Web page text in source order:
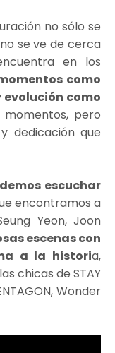
no sólo se
se ve de cerca
en los
como
como
momentos, pero
dedicación que
escuchar
encontramos a
Yeon, Joon
escenas con
a la historia,
chicas de STAY
Wonder